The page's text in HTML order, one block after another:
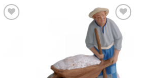
Ajouter
à la liste
d'envie